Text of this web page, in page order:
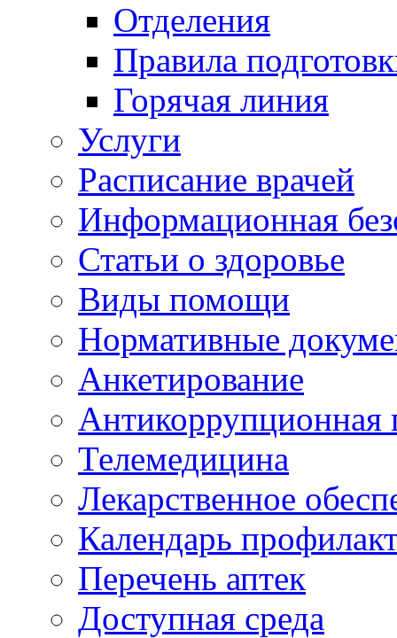
Отделения
Правила
Горячая линия
Услуги
Расписание врачей
Информационная
Статьи о здоровье
Виды помощи
Нормативные
Анкетирование
Антикоррупционная
Телемедицина
Лекарственное
Календарь
Перечень аптек
Доступная среда